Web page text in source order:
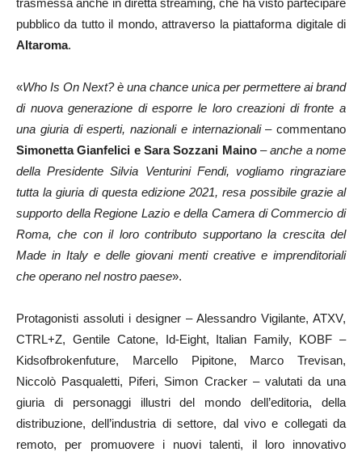
pubblico da tutto il mondo, attraverso la piattaforma digitale di
Altaroma.
«Who Is On Next? è una chance unica per permettere ai brand
di nuova generazione di esporre le loro creazioni di fronte a
una giuria di esperti, nazionali e internazionali– commentano
Simonetta Gianfelici e Sara Sozzani Maino–anche a nome
della Presidente Silvia Venturini Fendi, vogliamo ringraziare
tutta la giuria di questa edizione 2021, resa possibile grazie al
supporto della Regione Lazio e della Camera di Commercio di
Roma, che con il loro contributo supportano la crescita del
Made in Italy e delle giovani menti creative e imprenditoriali
che operano nel nostro paese».
Protagonisti assoluti i designer – Alessandro Vigilante, ATXV,
CTRL+Z, Gentile Catone, Id-Eight, Italian Family, KOBF –
Kidsofbrokenfuture, Marcello Pipitone, Marco Trevisan,
Niccolò Pasqualetti, Piferi, Simon Cracker – valutati da una
giuria di personaggi illustri del mondo dell’editoria, della
distribuzione, dell’industria di settore, dal vivo e collegati da
remoto, per promuovere i nuovi talenti, il loro innovativo